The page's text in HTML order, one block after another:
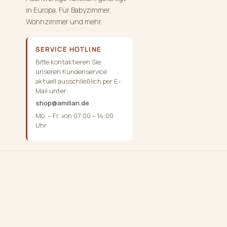
in Europa. Für Babyzimmer,
Wohnzimmer und mehr.
SERVICE HOTLINE
Bitte kontaktieren Sie
unseren Kundenservice
aktuell ausschließlich per E-
Mail unter:
shop@amilian.de
Mo. – Fr. von 07:00 – 14:00
Uhr